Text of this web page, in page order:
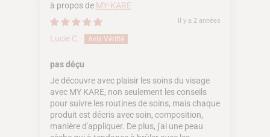
MY-KARE
Il y a 2 années
Lucie C.
pas déçu
Je découvre avec plaisir les soins du visage
avec MY KARE, non seulement les conseils
pour suivre les routines de soins, mais chaque
produit est décris avec soin, composition,
manière d'appliquer. De plus, j'ai une peau